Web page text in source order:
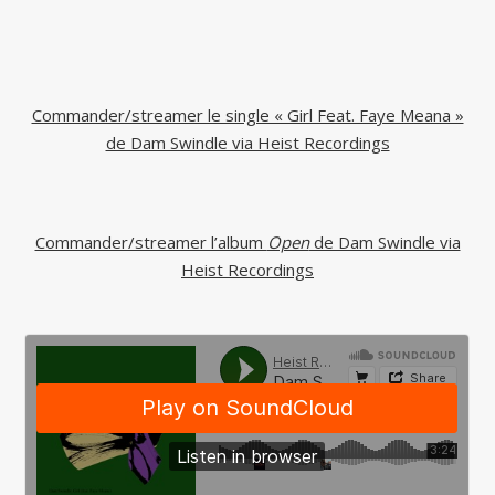
Commander/streamer le single « Girl Feat. Faye Meana »
de Dam Swindle via Heist Recordings
Commander/streamer l’album Opende Dam Swindle via
Heist Recordings